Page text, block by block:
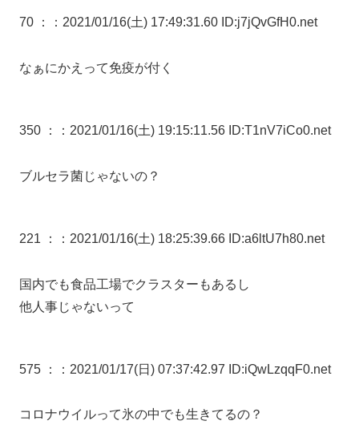
70 ： ：2021/01/16(土) 17:49:31.60 ID:j7jQvGfH0.net
なぁにかえって免疫が付く
350 ： ：2021/01/16(土) 19:15:11.56 ID:T1nV7iCo0.net
ブルセラ菌じゃないの？
221 ： ：2021/01/16(土) 18:25:39.66 ID:a6ltU7h80.net
国内でも食品工場でクラスターもあるし
他人事じゃないって
575 ： ：2021/01/17(日) 07:37:42.97 ID:iQwLzqqF0.net
コロナウイルって氷の中でも生きてるの？